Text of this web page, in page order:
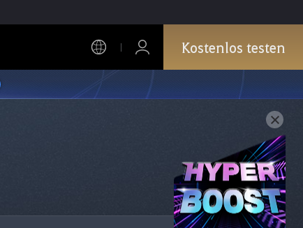
Kostenlos testen